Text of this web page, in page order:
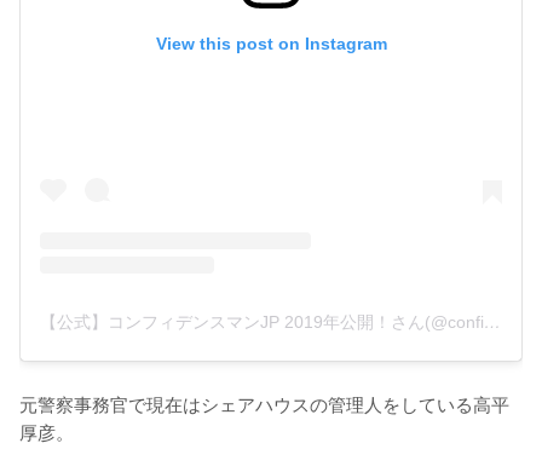
View this post on Instagram
【公式】コンフィデンスマンJP 2019年公開！さん(@confidenceman_jp)がシェアした投稿
元警察事務官で現在はシェアハウスの管理人をしている高平
厚彦。